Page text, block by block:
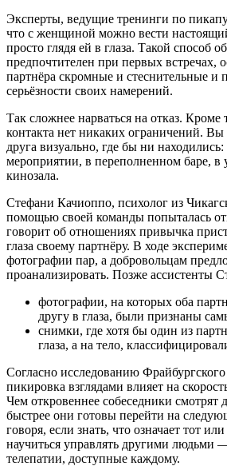
Эксперты, ведущие тренинги по
что с женщиной можно вести
просто глядя ей в глаза. Такой способ
предпочтителен при первых встречах,
партнёра скромные и стеснительные и
серьёзности своих намерений.
Так сложнее нарваться на отказ. Кроме
контакта нет никаких ограничений. Вы
друга визуально, где бы ни
мероприятии, в переполненном баре,
кинозала.
Стефани Качиоппо, психолог из
помощью своей команды попыталась
говорит об отношениях привычка
глаза своему партнёру. В ходе
фотографии пар, а добровольцам
проанализировать. Позже ассистенты
фотографии, на которых оба
другу в глаза, были признаны
снимки, где хотя бы один из
глаза, а на тело,
Согласно исследованию Фрайбургского
пикировка взглядами влияет на
Чем откровеннее собеседники смотрят
быстрее они готовы перейти на
говоря, если знать, что означает тот
научиться управлять другими людьми
телепатии, доступные каждому.